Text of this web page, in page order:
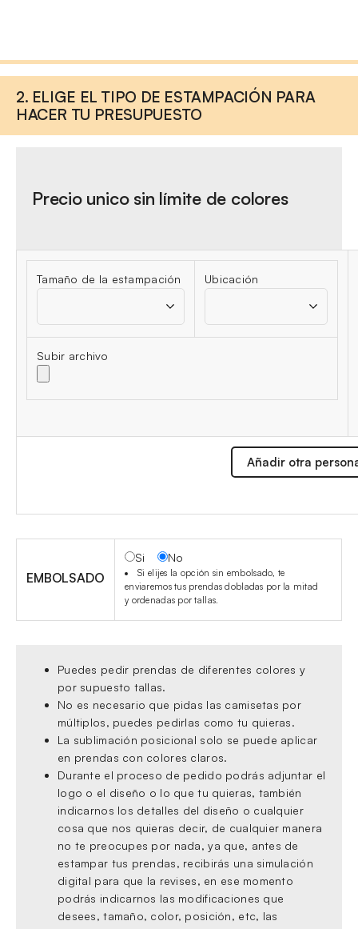
2. ELIGE EL TIPO DE ESTAMPACIÓN PARA
HACER TU PRESUPUESTO
Precio unico sin límite de colores
Tamaño de la estampación Ubicación
Subir archivo
Añadir otra
EMBOLSADO
Si No
Si elijes la opción sin embolsado, te
enviaremos tus prendas dobladas por la mitad
y ordenadas por tallas.
Puedes pedir prendas de diferentes colores y
por supuesto tallas.
No es necesario que pidas las camisetas por
múltiplos, puedes pedirlas como tu quieras.
La sublimación posicional solo se puede aplicar
en prendas con colores claros.
Durante el proceso de pedido podrás adjuntar el
logo o el diseño o lo que tu quieras, también
indicarnos los detalles del diseño o cualquier
cosa que nos quieras decir, de cualquier manera
no te preocupes por nada, ya que, antes de
estampar tus prendas, recibirás una simulación
digital para que la revises, en ese momento
podrás indicarnos las modificaciones que
desees, tamaño, color, posición, etc, las